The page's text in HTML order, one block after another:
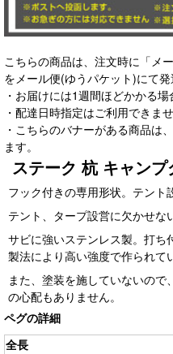
こちらの商品は、注文時に「メ
をメール便(ゆうパケット)にて発
・お届けには1週間ほどかかる場
・配達日時指定はご利用できませ
・こちらのバナーがある商品は
ます。
ステーク 杭 キャンプ
フック付きの専用形状。テント
テント、タープ設営に欠かせな
サビに強いステンレス製。打ち
製法により高い強度で作られて
また、塗装を施していないの
の心配もありません。
ペグの詳細
全長